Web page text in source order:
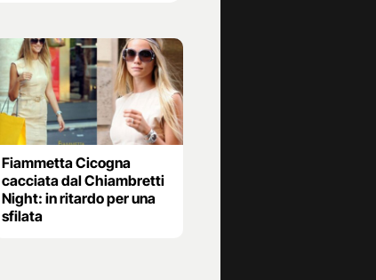
Fiammetta Cicogna
cacciata dal Chiambretti
Night: in ritardo per una
sfilata